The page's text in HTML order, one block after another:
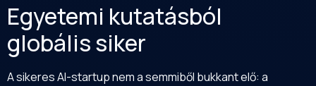
Egyetemi kutatásból
globális siker
A sikeres AI-startup nem a semmiből bukkant elő: a